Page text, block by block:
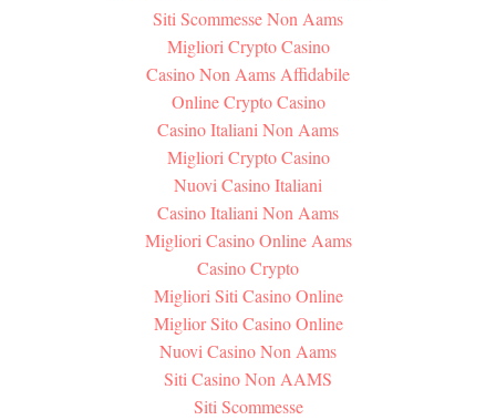
Siti Scommesse Non Aams
Migliori Crypto Casino
Casino Non Aams Affidabile
Online Crypto Casino
Casino Italiani Non Aams
Migliori Crypto Casino
Nuovi Casino Italiani
Casino Italiani Non Aams
Migliori Casino Online Aams
Casino Crypto
Migliori Siti Casino Online
Miglior Sito Casino Online
Nuovi Casino Non Aams
Siti Casino Non AAMS
Siti Scommesse